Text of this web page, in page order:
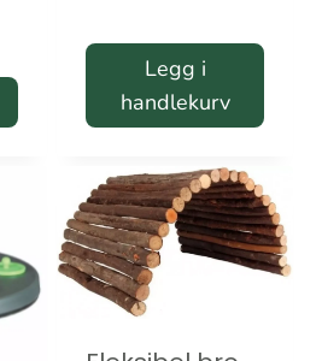
Legg i
handlekurv